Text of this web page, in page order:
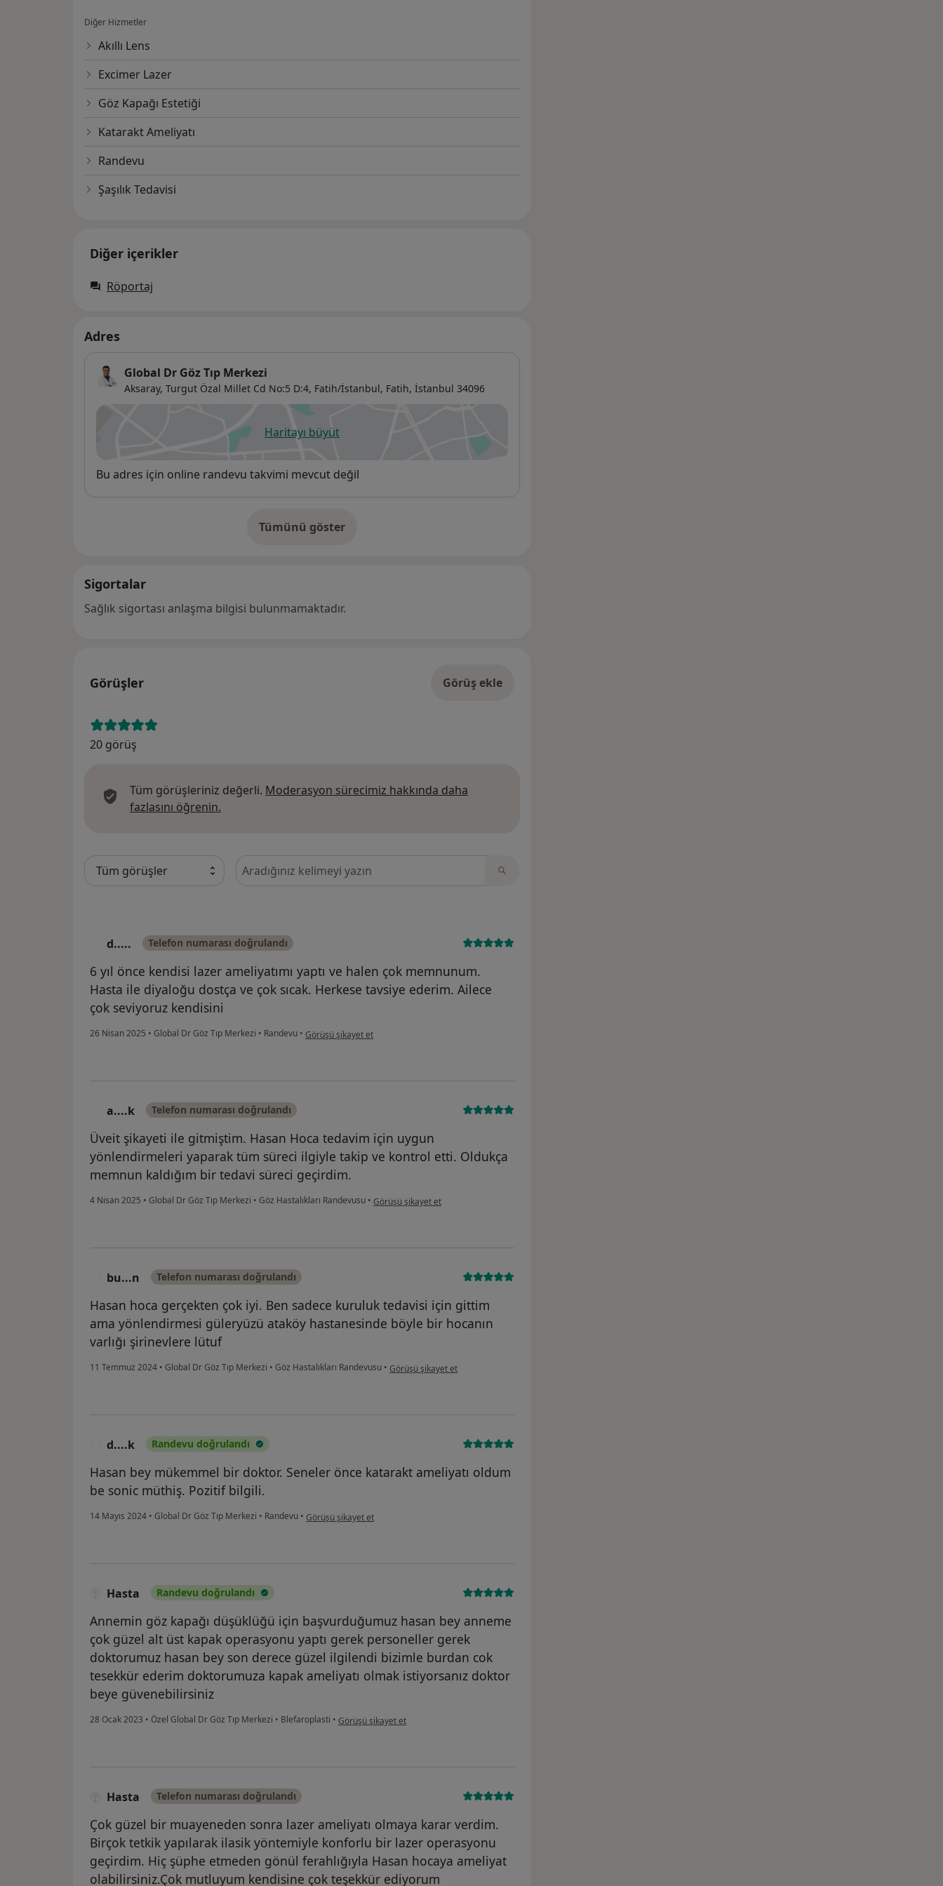
Diğer Hizmetler
Akıllı Lens
Excimer Lazer
Göz Kapağı Estetiği
Katarakt Ameliyatı
Randevu
Şaşılık Tedavisi
Diğer içerikler
Röportaj
Adres
Global Dr Göz Tıp Merkezi
Aksaray, Turgut Özal Millet Cd No:5 D:4, Fatih/İstanbul, Fatih, İstanbul 34096
Haritayı büyüt
yeni bir sekmede açılır
Uygunluk
Bu adres için online randevu takvimi mevcut değil
Tümünü göster
adres hakkında
Sigortalar
Sağlık sigortası anlaşma bilgisi bulunmamaktadır.
Görüşler Görüş ekle
20 görüş
Tüm görüşleriniz değerli. Moderasyon sürecimiz hakkında daha
fazlasını öğrenin.
Görüşler içerisinde ara
d..... Telefon numarası doğrulandı
6 yıl önce kendisi lazer ameliyatımı yaptı ve halen çok memnunum.
Hasta ile diyaloğu dostça ve çok sıcak. Herkese tavsiye ederim. Ailece
çok seviyoruz kendisini
26 Nisan 2025 • Global Dr Göz Tıp Merkezi • Randevu • kullanıcının görüşüne göre d.....
Görüşü şikayet et
a....k Telefon numarası doğrulandı
Üveit şikayeti ile gitmiştim. Hasan Hoca tedavim için uygun
yönlendirmeleri yaparak tüm süreci ilgiyle takip ve kontrol etti. Oldukça
memnun kaldığım bir tedavi süreci geçirdim.
4 Nisan 2025 • Global Dr Göz Tıp Merkezi • Göz Hastalıkları Randevusu • kullanıcının görüşüne göre a....k
Görüşü şikayet et
bu...n Telefon numarası doğrulandı
Hasan hoca gerçekten çok iyi. Ben sadece kuruluk tedavisi için gittim
ama yönlendirmesi güleryüzü ataköy hastanesinde böyle bir hocanın
varlığı şirinevlere lütuf
11 Temmuz 2024 • Global Dr Göz Tıp Merkezi • Göz Hastalıkları Randevusu • kullanıcının görüşüne göre bu...n
Görüşü şikayet et
d....k Randevu doğrulandı
Hasan bey mükemmel bir doktor. Seneler önce katarakt ameliyatı oldum
be sonic müthiş. Pozitif bilgili.
14 Mayıs 2024 • Global Dr Göz Tıp Merkezi • Randevu • kullanıcının görüşüne göre d....k
Görüşü şikayet et
Hasta Randevu doğrulandı
Annemin göz kapağı düşüklüğü için başvurduğumuz hasan bey anneme
çok güzel alt üst kapak operasyonu yaptı gerek personeller gerek
doktorumuz hasan bey son derece güzel ilgilendi bizimle burdan cok
tesekkür ederim doktorumuza kapak ameliyatı olmak istiyorsanız doktor
beye güvenebilirsiniz
28 Ocak 2023 • Özel Global Dr Göz Tıp Merkezi • Blefaroplasti • kullanıcının görüşüne göre Hasta
Görüşü şikayet et
Hasta Telefon numarası doğrulandı
Çok güzel bir muayeneden sonra lazer ameliyatı olmaya karar verdim.
Birçok tetkik yapılarak ilasik yöntemiyle konforlu bir lazer operasyonu
geçirdim. Hiç şüphe etmeden gönül ferahlığıyla Hasan hocaya ameliyat
olabilirsiniz.Çok mutluyum kendisine çok teşekkür ediyorum